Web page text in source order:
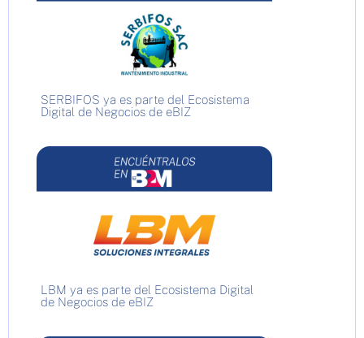
SERBIFOS ya es parte del Ecosistema
Digital de Negocios de eBIZ
LBM ya es parte del Ecosistema Digital
de Negocios de eBIZ